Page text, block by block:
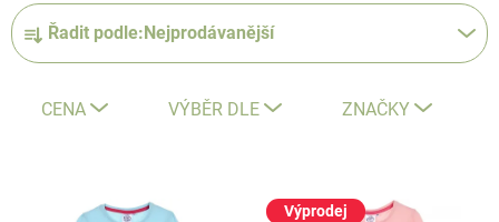
Ř
a
Řadit podle: Nejprodávanější
CENA VÝBĚR DLE ZNAČKY
Výprodej